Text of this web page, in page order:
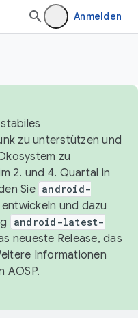
Anmelden
zu unterstützen und
zu
2. und 4. Quartal in
Sie android-
entwickeln und dazu
android-latest-
neueste Release, das
Informationen
AOSP.